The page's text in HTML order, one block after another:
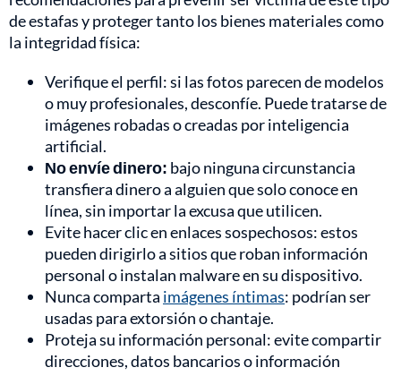
de estafas y proteger tanto los bienes materiales como
la integridad física:
Verifique el perfil: si las fotos parecen de modelos
o muy profesionales, desconfíe. Puede tratarse de
imágenes robadas o creadas por inteligencia
artificial.
No envíe dinero: bajo ninguna circunstancia
transfiera dinero a alguien que solo conoce en
línea, sin importar la excusa que utilicen.
Evite hacer clic en enlaces sospechosos: estos
pueden dirigirlo a sitios que roban información
personal o instalan malware en su dispositivo.
Nunca comparta imágenes íntimas: podrían ser
usadas para extorsión o chantaje.
Proteja su información personal: evite compartir
direcciones, datos bancarios o información